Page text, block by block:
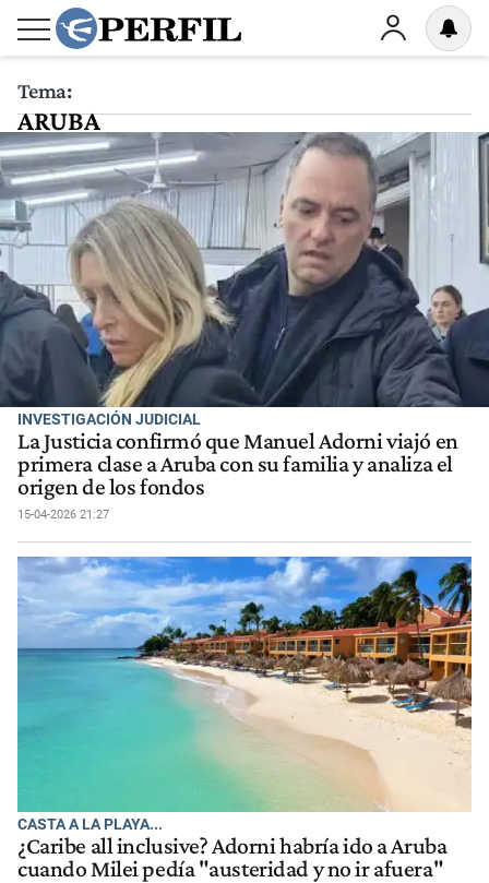
Tema:
ARUBA
INVESTIGACIÓN JUDICIAL
La Justicia confirmó que Manuel Adorni viajó en
primera clase a Aruba con su familia y analiza el
origen de los fondos
15-04-2026 21:27
CASTA A LA PLAYA...
¿Caribe all inclusive? Adorni habría ido a Aruba
cuando Milei pedía "austeridad y no ir afuera"